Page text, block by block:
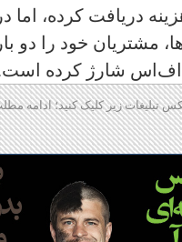
هزینه دریافت کرده،
مشتریان خود را دو
شارژ کرده
تبلیغات زیر کلیک کنید؛ ادامه